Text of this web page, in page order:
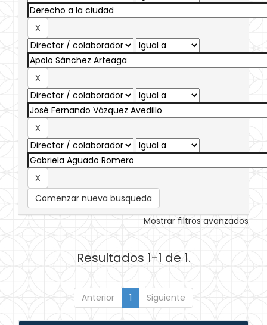
Comenzar nueva busqueda
Mostrar filtros avanzados
Resultados 1-1 de 1.
Anterior 1 Siguiente